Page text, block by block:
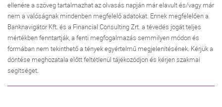
ellenére a szöveg tartalmazhat az olvasás napján már elavult és/vagy már
nem a valóságnak mindenben megfelelő adatokat. Ennek megfelelően a
Banknavigátor Kft. és a Financial Consulting Zrt. a tévedés jogát teljes
mértékben fenntartják, a fenti megfogalmazás semmilyen módon és
formában nem tekinthető a tények egyértelmű megjelenítésének. Kérjük a
döntése meghozatala előtt feltétlenül tájékozódjon és kérjen szakmai
segítséget.